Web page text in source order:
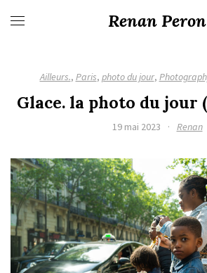
Renan Peron
Ailleurs., Paris, photo du jour,
Glace. la photo du jour
19 mai 2023 · Renan